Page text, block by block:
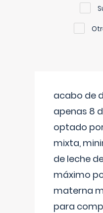
acabo de
apenas 8
optado
mixta,
de leche
máximo
materna
para